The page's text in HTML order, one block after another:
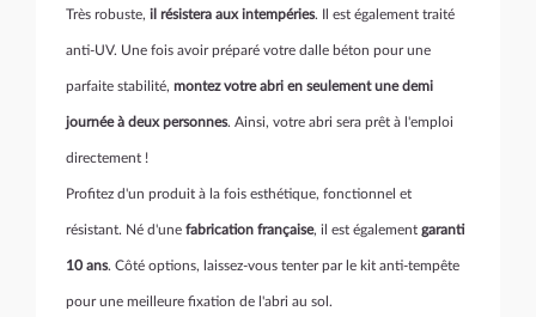
Très robuste, il résistera aux intempéries. Il est également traité
anti-UV. Une fois avoir préparé votre dalle béton pour une
parfaite stabilité, montez votre abri en seulement une demi
journée à deux personnes. Ainsi, votre abri sera prêt à l'emploi
directement !
Profitez d'un produit à la fois esthétique, fonctionnel et
résistant. Né d'une fabrication française, il est également garanti
10 ans. Côté options, laissez-vous tenter par le kit anti-tempête
pour une meilleure fixation de l'abri au sol.